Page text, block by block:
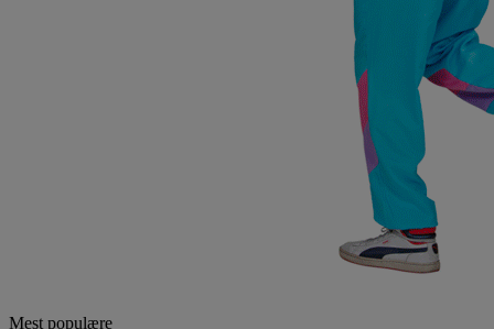
Mest populære